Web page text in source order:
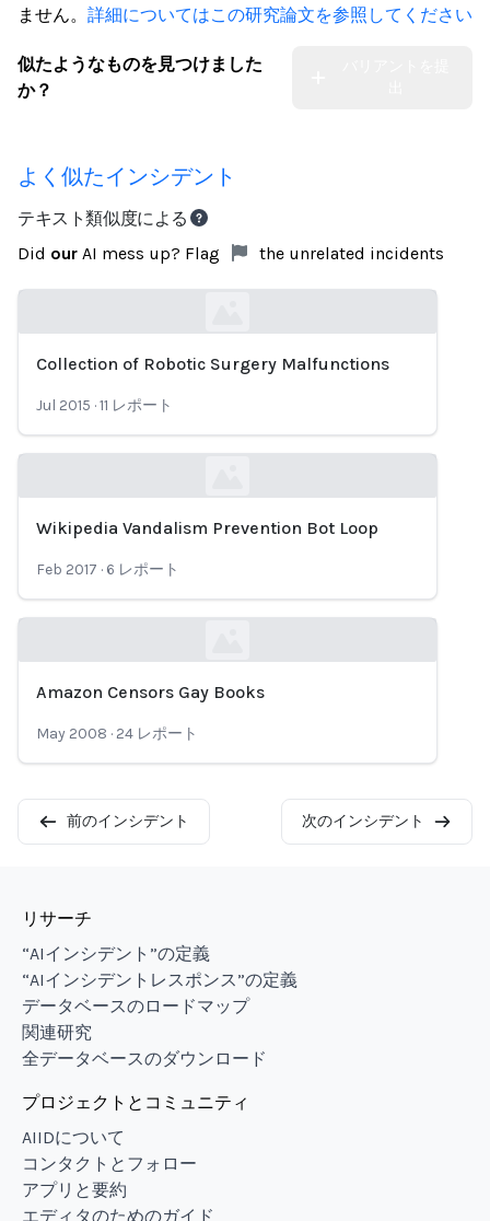
ません。 詳細についてはこの研究論文を参照してください
似たようなものを見つけました
か？
よく似たインシデント
テキスト類似度による
Did our AI mess up? Flag the unrelated incidents
Collection of Robotic Surgery Malfunctions
Jul 2015 ·11 レポート
Loading...
Wikipedia Vandalism Prevention Bot Loop
Feb 2017 · 6 レポート
Amazon Censors Gay Books
May 2008 · 24 レポート
前のインシデント 次のインシデント
リサーチ
“AIインシデント”の定義
“AIインシデントレスポンス”の定義
データベースのロードマップ
関連研究
全データベースのダウンロード
プロジェクトとコミュニティ
AIIDについて
コンタクトとフォロー
アプリと要約
エディタのためのガイド